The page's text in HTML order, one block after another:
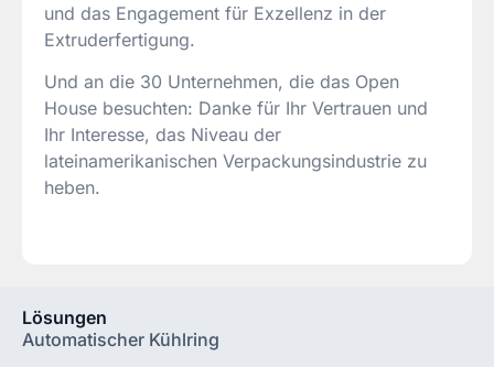
und das Engagement für Exzellenz in der
Extruderfertigung.
Und an die 30 Unternehmen, die das Open
House besuchten: Danke für Ihr Vertrauen und
Ihr Interesse, das Niveau der
lateinamerikanischen Verpackungsindustrie zu
heben.
Lösungen
Automatischer Kühlring